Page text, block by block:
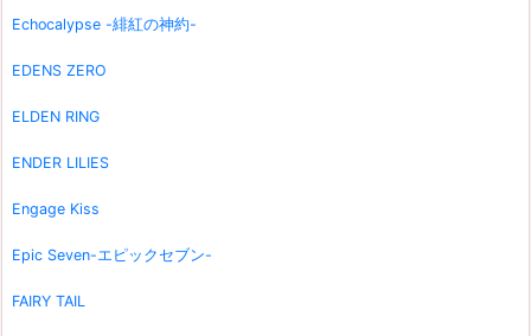
Echocalypse -緋紅の神約-
EDENS ZERO
ELDEN RING
ENDER LILIES
Engage Kiss
Epic Seven-エピックセブン-
FAIRY TAIL